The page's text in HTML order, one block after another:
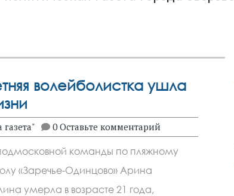
волейболистка ушла
0 Оставьте комментарий
команды по пляжному
«Заречье-Одинцово» Арина
умерла в возрасте 21 года,